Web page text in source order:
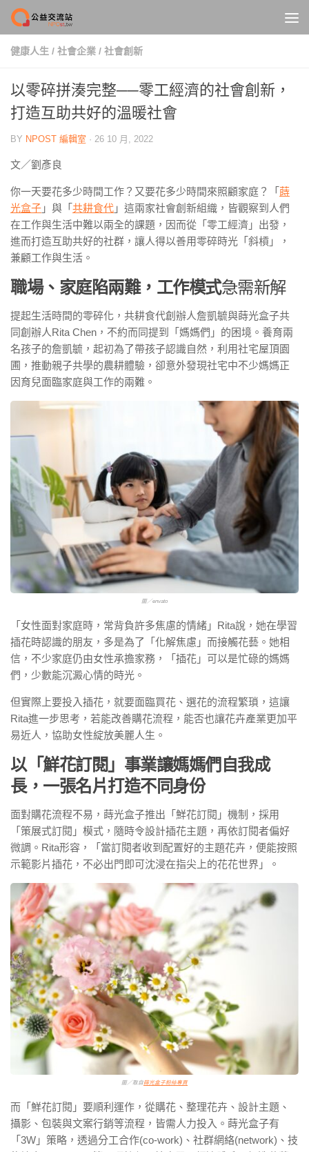
Skip to content
健康人生 / 社會企業 / 社會創新
以零碎拼湊完整──零工經濟的社會創新，
打造互助共好的溫暖社會
BY NPOST 編輯室 · 26 10 月, 2022
文／劉彥良
你一天要花多少時間工作？又要花多少時間來照顧家庭？「 蒔
光盒子 」與「 共耕食代 」這兩家社會創新組織，皆觀察到人們
在工作與生活中難以兩全的課題，因而從「零工經濟」出發，
進而打造互助共好的社群，讓人得以善用零碎時光「斜槓」，
兼顧工作與生活。
職場、家庭陷兩難，工作模式急需新解
提起生活時間的零碎化，共耕食代創辦人詹凱毓與蒔光盒子共
同創辦人Rita Chen，不約而同提到「媽媽們」的困境。養育兩
名孩子的詹凱毓，起初為了帶孩子認識自然，利用社宅屋頂園
圃，推動親子共學的農耕體驗，卻意外發現社宅中不少媽媽正
因育兒面臨家庭與工作的兩難。
圖／envato
「女性面對家庭時，常背負許多焦慮的情緒」Rita說，她在學習
插花時認識的朋友，多是為了「化解焦慮」而接觸花藝。她相
信，不少家庭仍由女性承擔家務，「插花」可以是忙碌的媽媽
們，少數能沉澱心情的時光。
但實際上要投入插花，就要面臨買花、選花的流程繁瑣，這讓
Rita進一步思考，若能改善購花流程，能否也讓花卉產業更加平
易近人，協助女性綻放美麗人生。
以「鮮花訂閱」事業讓媽媽們自我成
長，一張名片打造不同身份
面對購花流程不易，蒔光盒子推出「鮮花訂閱」機制，採用
「策展式訂閱」模式，隨時令設計插花主題，再依訂閱者偏好
微調。Rita形容，「當訂閱者收到配置好的主題花卉，便能按照
示範影片插花，不必出門即可沈浸在指尖上的花花世界」。
圖／取自蒔光盒子粉絲專頁
而「鮮花訂閱」要順利運作，從購花、整理花卉、設計主題、
攝影、包裝與文案行銷等流程，皆需人力投入。蒔光盒子有
「3W」策略，透過分工合作(co-work)、社群網絡(network)、技